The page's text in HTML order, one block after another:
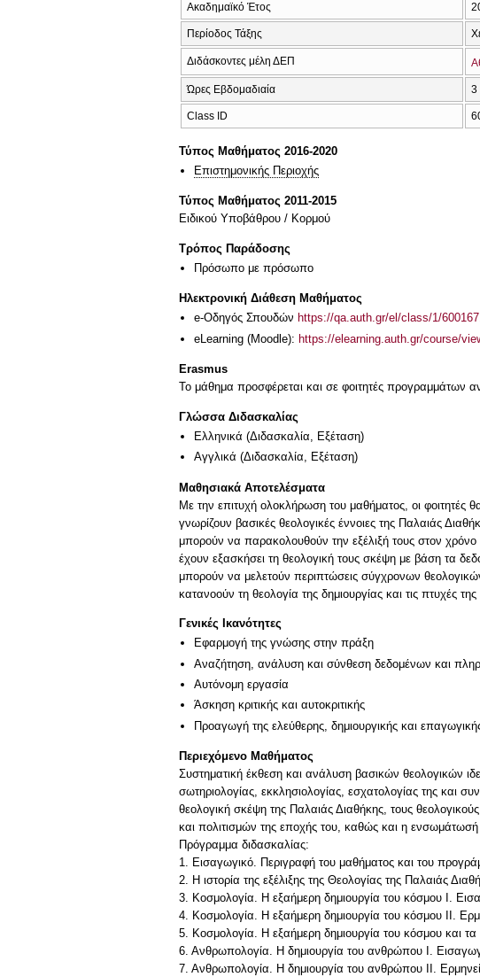
Ακαδημαϊκό Έτος
Περίοδος Τάξης
Διδάσκοντες μέλη ΔΕΠ
Ώρες Εβδομαδιαία 3
Class ID
Τύπος Μαθήματος 2016-2020
Επιστημονικής Περιοχής
Τύπος Μαθήματος 2011-2015
Ειδικού Υποβάθρου / Κορμού
Τρόπος Παράδοσης
Πρόσωπο με πρόσωπο
Ηλεκτρονική Διάθεση Μαθήματος
e-Οδηγός Σπουδών https://qa.auth.gr/el/class/1/
eLearning (Moodle): https://elearning.auth.gr/course/
Erasmus
Το μάθημα προσφέρεται και σε φοιτητές προγραμμάτων
Γλώσσα Διδασκαλίας
Ελληνικά (Διδασκαλία, Εξέταση)
Αγγλικά (Διδασκαλία, Εξέταση)
Μαθησιακά Αποτελέσματα
Με την επιτυχή ολοκλήρωση του μαθήματος, οι φοιτητές
γνωρίζουν βασικές θεολογικές έννοιες της Παλαιάς
μπορούν να παρακολουθούν την εξέλιξή τους στον χρόνο
έχουν εξασκήσει τη θεολογική τους σκέψη με βάση τα
μπορούν να μελετούν περιπτώσεις σύγχρονων
κατανοούν τη θεολογία της δημιουργίας και τις πτυχές
Γενικές Ικανότητες
Εφαρμογή της γνώσης στην πράξη
Αναζήτηση, ανάλυση και σύνθεση δεδομένων και
Αυτόνομη εργασία
Άσκηση κριτικής και αυτοκριτικής
Προαγωγή της ελεύθερης, δημιουργικής και
Περιεχόμενο Μαθήματος
Συστηματική έκθεση και ανάλυση βασικών θεολογικών
σωτηριολογίας, εκκλησιολογίας, εσχατολογίας της και
θεολογική σκέψη της Παλαιάς Διαθήκης, τους
και πολιτισμών της εποχής του, καθώς και η ενσωμάτωσή
Πρόγραμμα διδασκαλίας:
1. Εισαγωγικό. Περιγραφή του μαθήματος και του
2. Η ιστορία της εξέλιξης της Θεολογίας της Παλαιάς
3. Κοσμολογία. Η εξαήμερη δημιουργία του κόσμου Ι.
4. Κοσμολογία. Η εξαήμερη δημιουργία του κόσμου ΙΙ.
5. Κοσμολογία. Η εξαήμερη δημιουργία του κόσμου και
6. Ανθρωπολογία. Η δημιουργία του ανθρώπου Ι.
7. Ανθρωπολογία. Η δημιουργία του ανθρώπου ΙΙ.